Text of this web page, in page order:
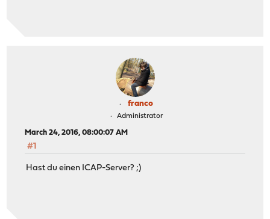
franco
Administrator
March 24, 2016, 08:00:07 AM
#1
Hast du einen ICAP-Server? ;)